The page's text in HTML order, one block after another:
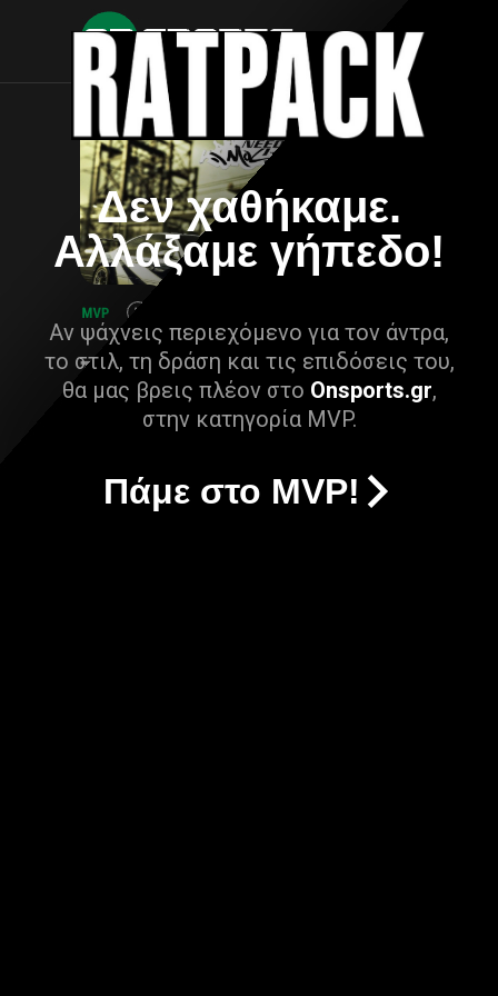
Δεν χαθήκαμε.
Αλλάξαμε γήπεδο!
Αν ψάχνεις περιεχόμενο για τον άντρα,
το στιλ, τη δράση και τις επιδόσεις του,
θα μας βρεις πλέον στο Onsports.gr,
στην κατηγορία MVP.
Πάμε στο MVP!